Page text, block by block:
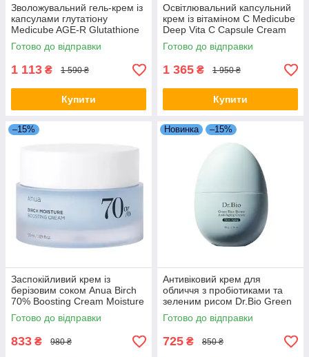
Зволожувальний гель-крем із
капсулами глутатіону
Medicube AGE-R Glutathione
Glow Capsule Cream 50 мл
Готово до відправки
1 113 ₴ 1 590 ₴
Купити
Освітлювальний капсульний
крем із вітаміном C Medicube
Deep Vita C Capsule Cream
55 мл
Готово до відправки
1 365 ₴ 1 950 ₴
Купити
–15%
Заспокійливий крем із
берізовим соком Anua Birch
70% Boosting Cream Moisture
50 мл
Готово до відправки
833 ₴ 980 ₴
Новинка –15%
Антивіковий крем для
обличчя з пробіотиками та
зеленим рисом Dr.Bio Green
Rice Biome Anti-Aging Cream
50 мл
Готово до відправки
725 ₴ 850 ₴